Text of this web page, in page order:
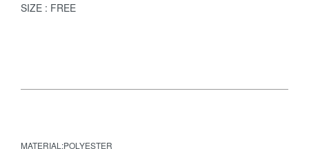
SIZE : FREE
MATERIAL:POLYESTER